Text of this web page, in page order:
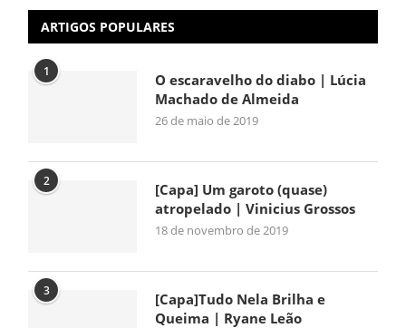
ARTIGOS POPULARES
1
O escaravelho do diabo | Lúcia
Machado de Almeida
26 de maio de 2019
2
[Capa] Um garoto (quase)
atropelado | Vinicius Grossos
18 de novembro de 2019
3
[Capa]Tudo Nela Brilha e
Queima | Ryane Leão